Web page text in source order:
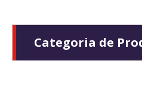
Categoria de